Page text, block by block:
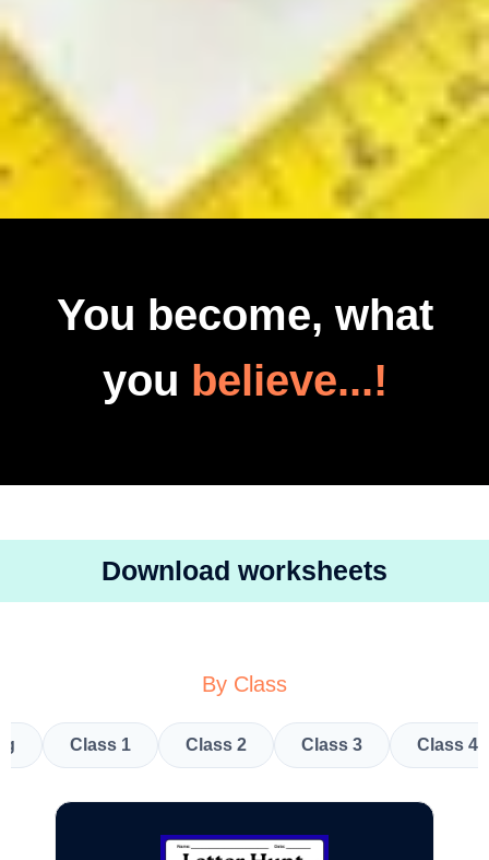
You become, what
you believe...!
Download worksheets
By Class
Class 1 Class 2 Class 3 Class 4